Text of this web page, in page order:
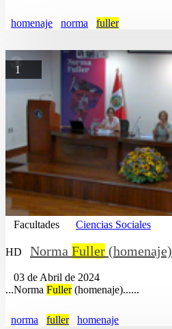
homenaje norma fuller
1
Facultades Ciencias Sociales
HD Norma Fuller (homenaje)
03 de Abril de 2024
...Norma Fuller(homenaje)......
norma fuller homenaje